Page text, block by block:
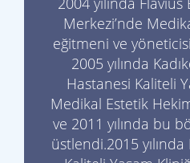
Merkezi’nde
eğitmeni ve
2005 yılında
Hastanesi Kaliteli
Medikal Estetik
ve 2011 yılında bu
üstlendi.2015